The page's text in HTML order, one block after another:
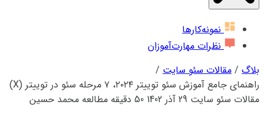
نمونه‌کارها
نظرات مهارت‌آموزان
بلاگ / مقالات سئو سایت /
راهنمای جامع آموزش سئو توییتر ۲۰۲۴، ۷ مرحله سئو در توییتر (X)
مقالات سئو سایت 29 آذر 1402 50 دقیقه مطالعه محمد حسین